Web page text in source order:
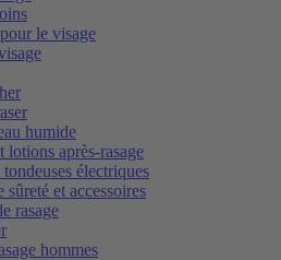
le visage
humide
lotions après-rasage
tondeuses électriques
sûreté et accessoires
rasage
hommes